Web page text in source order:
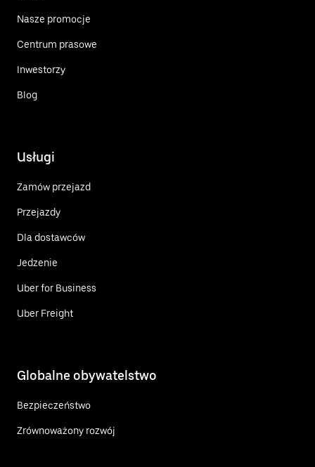
Nasze promocje
Centrum prasowe
Inwestorzy
Blog
Usługi
Zamów przejazd
Przejazdy
Dla dostawców
Jedzenie
Uber for Business
Uber Freight
Globalne obywatelstwo
Bezpieczeństwo
Zrównoważony rozwój